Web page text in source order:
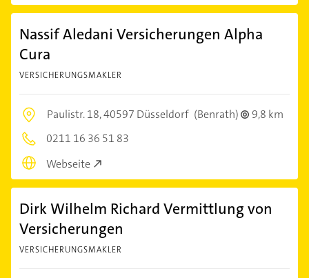
Nassif Aledani Versicherungen Alpha
Cura
VERSICHERUNGSMAKLER
Paulistr. 18,40597 Düsseldorf (Benrath)
9,8 km
0211 16 36 51 83
Webseite
Dirk Wilhelm Richard Vermittlung von
Versicherungen
VERSICHERUNGSMAKLER